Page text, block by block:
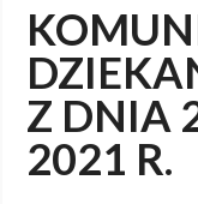
Z DNIA
2021 R.